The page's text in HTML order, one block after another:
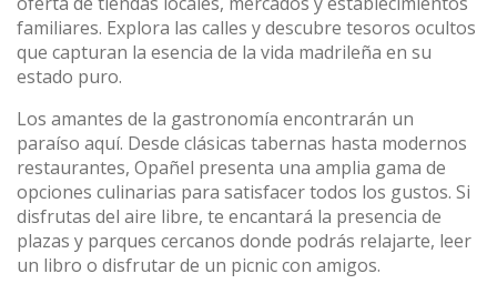
familiares. Explora las calles y descubre tesoros ocultos
que capturan la esencia de la vida madrileña en su
estado puro.
Los amantes de la gastronomía encontrarán un
paraíso aquí. Desde clásicas tabernas hasta modernos
restaurantes, Opañel presenta una amplia gama de
opciones culinarias para satisfacer todos los gustos. Si
disfrutas del aire libre, te encantará la presencia de
plazas y parques cercanos donde podrás relajarte, leer
un libro o disfrutar de un picnic con amigos.